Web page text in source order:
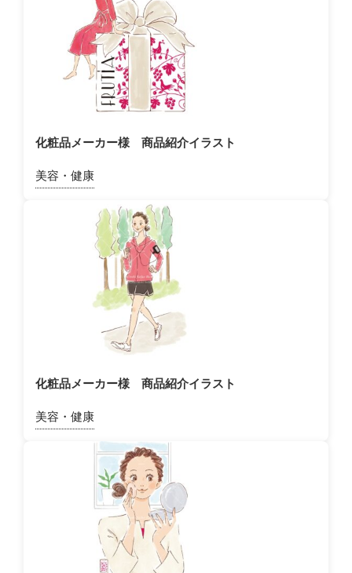
化粧品メーカー様 商品紹介イラスト
美容・健康
化粧品メーカー様 商品紹介イラスト
美容・健康